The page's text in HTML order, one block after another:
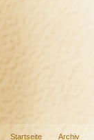
Startseite Archiv